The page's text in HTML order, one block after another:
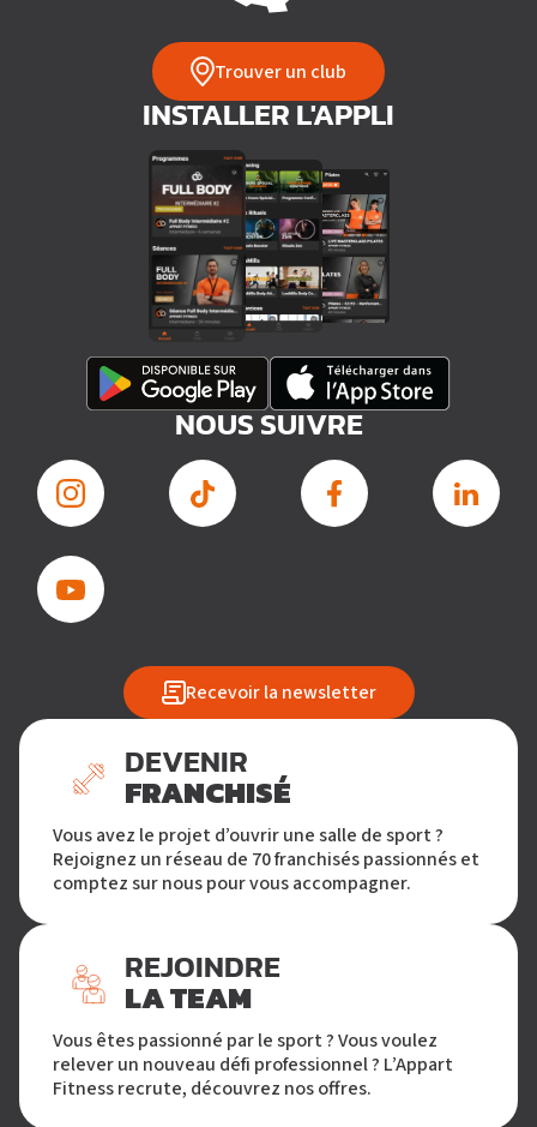
Trouver un club
INSTALLER L'APPLI
NOUS SUIVRE
Recevoir la newsletter
DEVENIR
FRANCHISÉ
Vous avez le projet d’ouvrir une salle de sport ?
Rejoignez un réseau de 70 franchisés passionnés et
comptez sur nous pour vous accompagner.
REJOINDRE
LA TEAM
Vous êtes passionné par le sport ? Vous voulez
relever un nouveau défi professionnel ? L’Appart
Fitness recrute, découvrez nos offres.